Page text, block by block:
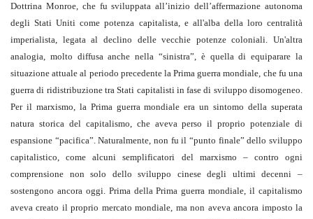
Dottrina Monroe, che fu sviluppata all’inizio dell’affermazione autonoma
degli Stati Uniti come potenza capitalista, e all'alba della loro centralità
imperialista, legata al declino delle vecchie potenze coloniali. Un'altra
analogia, molto diffusa anche nella “sinistra”, è quella di equiparare la
situazione attuale al periodo precedente la Prima guerra mondiale, che fu una
guerra di ridistribuzione tra Stati capitalisti in fase di sviluppo disomogeneo.
Per il marxismo, la Prima guerra mondiale era un sintomo della superata
natura storica del capitalismo, che aveva perso il proprio potenziale di
espansione “pacifica”. Naturalmente, non fu il “punto finale” dello sviluppo
capitalistico, come alcuni semplificatori del marxismo – contro ogni
comprensione non solo dello sviluppo cinese degli ultimi decenni –
sostengono ancora oggi. Prima della Prima guerra mondiale, il capitalismo
aveva creato il proprio mercato mondiale, ma non aveva ancora imposto la